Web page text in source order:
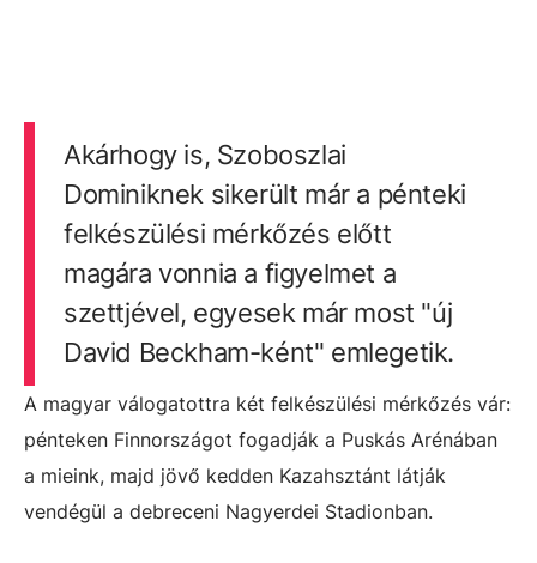
Akárhogy is, Szoboszlai
Dominiknek sikerült már a pénteki
felkészülési mérkőzés előtt
magára vonnia a figyelmet a
szettjével, egyesek már most "új
David Beckham-ként" emlegetik.
A magyar válogatottra két felkészülési mérkőzés vár:
pénteken Finnországot fogadják a Puskás Arénában
a mieink, majd jövő kedden Kazahsztánt látják
vendégül a debreceni Nagyerdei Stadionban.